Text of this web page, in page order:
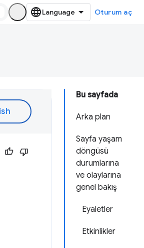
Oturum aç
Bu sayfada
Arka plan
Sayfa yaşam
döngüsü
durumlarına
ve olaylarına
genel bakış
Eyaletler
Etkinlikler